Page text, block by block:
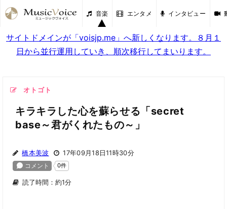
音楽 エンタメ インタビュー
サイトドメインが「voisjp.me」へ新しくなります。８月１
日から並行運用していき、順次移行してまいります。
オトゴト
キラキラした心を蘇らせる「secret
base～君がくれたもの～」
橋本美波 17年09月18日11時30分
読了時間：約1分